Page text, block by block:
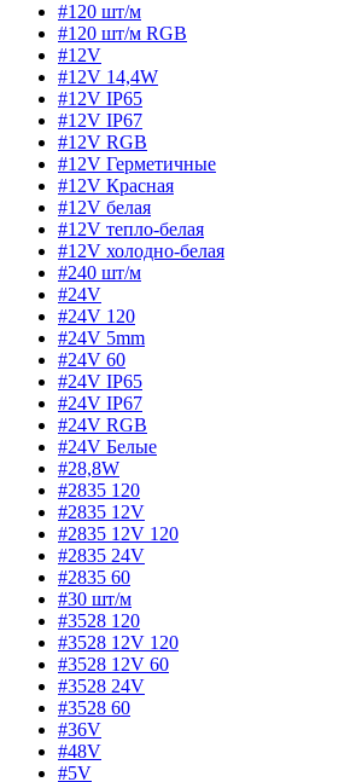
#120 шт/м
#120 шт/м RGB
#12V
#12V 14,4W
#12V IP65
#12V IP67
#12V RGB
#12V Герметичные
#12V Красная
#12V белая
#12V тепло-белая
#12V холодно-белая
#240 шт/м
#24V
#24V 120
#24V 5mm
#24V 60
#24V IP65
#24V IP67
#24V RGB
#24V Белые
#28,8W
#2835 120
#2835 12V
#2835 12V 120
#2835 24V
#2835 60
#30 шт/м
#3528 120
#3528 12V 120
#3528 12V 60
#3528 24V
#3528 60
#36V
#48V
#5V